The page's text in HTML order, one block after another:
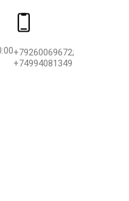
+79260069672;
+74994081349